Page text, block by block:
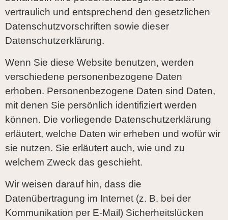
vertraulich und entsprechend den gesetzlichen
Datenschutzvorschriften sowie dieser
Datenschutzerklärung.
Wenn Sie diese Website benutzen, werden
verschiedene personenbezogene Daten
erhoben. Personenbezogene Daten sind Daten,
mit denen Sie persönlich identifiziert werden
können. Die vorliegende Datenschutzerklärung
erläutert, welche Daten wir erheben und wofür wir
sie nutzen. Sie erläutert auch, wie und zu
welchem Zweck das geschieht.
Wir weisen darauf hin, dass die
Datenübertragung im Internet (z. B. bei der
Kommunikation per E-Mail) Sicherheitslücken